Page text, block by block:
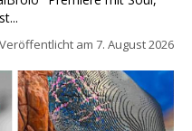
Veröffentlicht am 7. August 2026